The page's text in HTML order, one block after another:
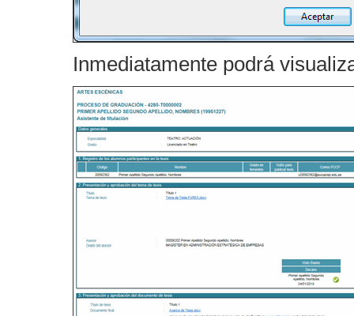
Inmediatamente podrá